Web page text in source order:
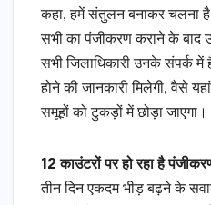
कहा, हमें संतुलन बनाकर चलना
सभी का पंजीकरण कराने के बाद
सभी जिलाधिकारी उनके संपर्क में
होने की जानकारी मिलेगी, वैसे
समूहों को टुकड़ों में छोड़ा जाएगा।
12 काउंटरों पर हो रहा है
तीन दिन एकदम भीड़ बढ़ने के